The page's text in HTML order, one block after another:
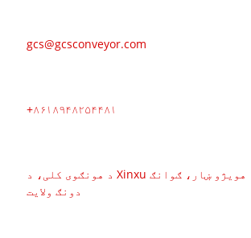
gcs@gcsconveyor.com
+۸۶۱۸۹۴۸۲۵۴۴۸۱
د هونګوی کلی، د Xinxu ټاون، د هویانګ ولسوالی، هویژو ښار، ګوانګ
دونګ ولایت